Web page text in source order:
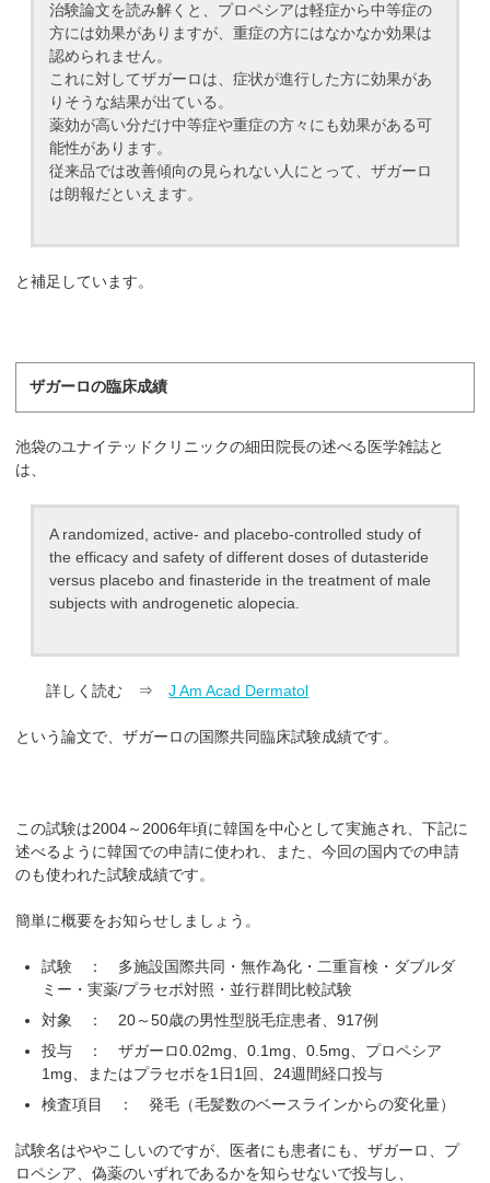
治験論文を読み解くと、プロペシアは軽症から中等症の
方には効果がありますが、重症の方にはなかなか効果は
認められません。
これに対してザガーロは、症状が進行した方に効果があ
りそうな結果が出ている。
薬効が高い分だけ中等症や重症の方々にも効果がある可
能性があります。
従来品では改善傾向の見られない人にとって、ザガーロ
は朗報だといえます。
と補足しています。
ザガーロの臨床成績
池袋のユナイテッドクリニックの細田院長の述べる医学雑誌と
は、
A randomized, active- and placebo-controlled study of
the efficacy and safety of different doses of dutasteride
versus placebo and finasteride in the treatment of male
subjects with androgenetic alopecia.
詳しく読む ⇒J Am Acad Dermatol
という論文で、ザガーロの国際共同臨床試験成績です。
この試験は2004～2006年頃に韓国を中心として実施され、下記に
述べるように韓国での申請に使われ、また、今回の国内での申請
のも使われた試験成績です。
簡単に概要をお知らせしましょう。
試験 ： 多施設国際共同・無作為化・二重盲検・ダブルダ
ミー・実薬/プラセボ対照・並行群間比較試験
対象 ： 20～50歳の男性型脱毛症患者、917例
投与 ： ザガーロ0.02mg、0.1mg、0.5mg、プロペシア
1mg、またはプラセボを1日1回、24週間経口投与
検査項目 ： 発毛（毛髪数のベースラインからの変化量）
試験名はややこしいのですが、医者にも患者にも、ザガーロ、プ
ロペシア、偽薬のいずれであるかを知らせないで投与し、